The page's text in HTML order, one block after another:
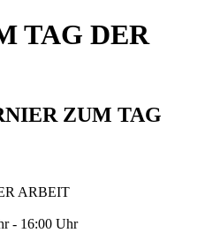
TAG DER
ZUM TAG
ARBEIT
- 16:00 Uhr